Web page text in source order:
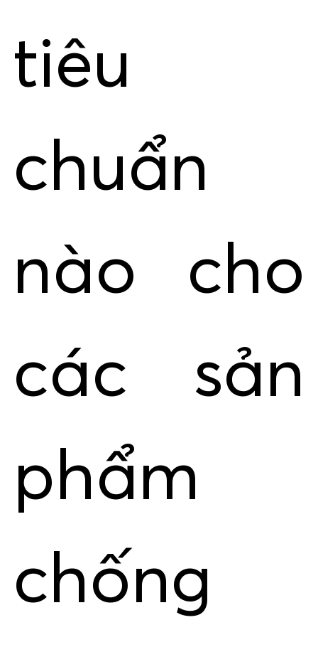
tiêu
chuẩn
nào cho
các sản
phẩm
chống